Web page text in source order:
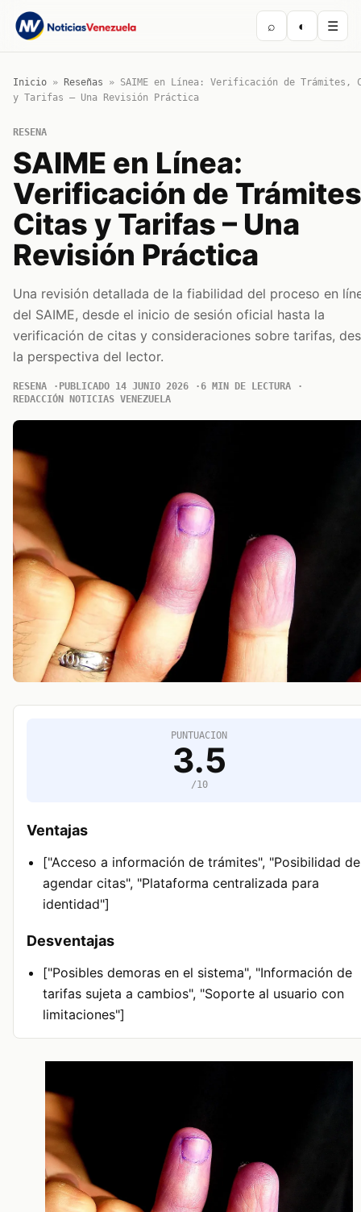
⌕ ◐ ☰
Inicio » Reseñas » SAIME en Línea: Verificación de Trámites,
y Tarifas – Una Revisión Práctica
RESENA
SAIME en Línea:
Verificación de
Citas y Tarifas – Una
Revisión Práctica
Una revisión detallada de la fiabilidad del proceso en
del SAIME, desde el inicio de sesión oficial hasta la
verificación de citas y consideraciones sobre tarifas,
la perspectiva del lector.
RESENA PUBLICADO 14 JUNIO 2026
6 MIN DE LECTURA
REDACCIÓN NOTICIAS VENEZUELA
PUNTUACION
3.5
/10
Ventajas
["Acceso a información de trámites", "Posibilidad de
agendar citas", "Plataforma centralizada para
identidad"]
Desventajas
["Posibles demoras en el sistema", "Información de
tarifas sujeta a cambios", "Soporte al usuario con
limitaciones"]